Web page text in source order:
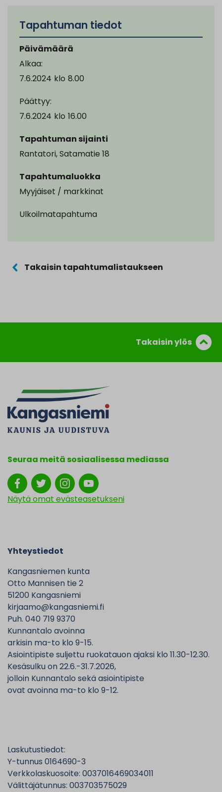
Tapahtuman tiedot
Päivämäärä
Alkaa:
7.6.2024 klo 8.00
Päättyy:
7.6.2024 klo 16.00
Tapahtuman sijainti
Rantatori, Satamatie 18
Tapahtumaluokka
Myyjäiset / markkinat
Ulkoilmatapahtuma
Takaisin tapahtumalistaukseen
Takaisin ylös
Seuraa meitä sosiaalisessa mediassa
Näytä omat evästeasetukseni
Yhteystiedot
Kangasniemen kunta
Otto Mannisen tie 2
51200 Kangasniemi
kirjaamo@kangasniemi.fi
Puh. 040 719 9370
Kunnantalo avoinna
arkisin ma-to klo 9-15.
Asiointipiste suljettu ruokatauon ajaksi klo 11.30-12.30.
Kesäsulku on 22.6.-31.7.2026,
jolloin Kunnantalo sekä asiointipiste
ovat avoinna ma-to klo 9-12.
Laskutustiedot:
Y-tunnus 0164690-3
Verkkolaskuosoite: 0037016469034011
Välittäjätunnus: 003703575029